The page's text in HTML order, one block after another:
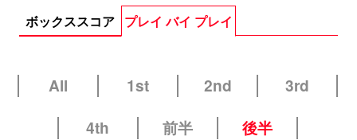
ボックススコア プレイ バイ プレイ
All 1st 2nd
3rd
4th
前半 後半